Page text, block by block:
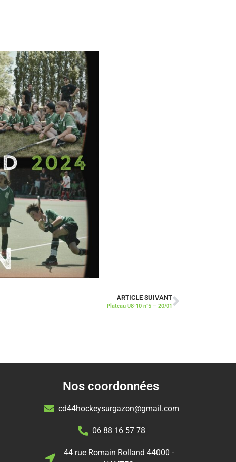
ARTICLE SUIVANT
Plateau U8-10 n°5 – 20/01
Nos coordonnées
cd44hockeysurgazon@gmail.com
06 88 16 57 78
44 rue Romain Rolland 44000 -